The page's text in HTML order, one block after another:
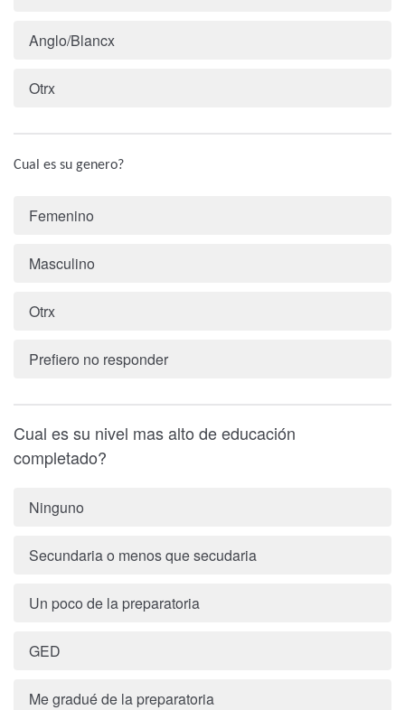
Anglo/Blancx
Otrx
Cual es su genero?
Femenino
Masculino
Otrx
Prefiero no responder
Cual es su nivel mas alto de educación
completado?
Ninguno
Secundaria o menos que secudaria
Un poco de la preparatoria
GED
Me gradué de la preparatoria